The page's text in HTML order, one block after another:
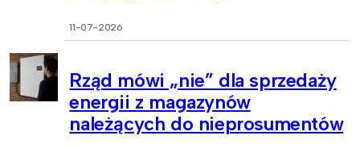
11-07-2026
Rząd mówi „nie” dla sprzedaży
energii z magazynów
należących do nieprosumentów